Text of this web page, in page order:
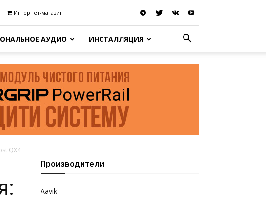
Интернет-магазин
АУДИО ИНСТАЛЛЯЦИЯ
QX4
Производители
Aavik